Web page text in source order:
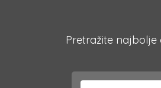
Pretražite najbolje